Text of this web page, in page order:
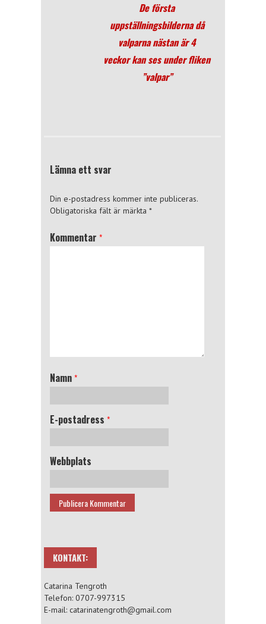
De första
uppställningsbilderna då
valparna nästan är 4
veckor kan ses under fliken
”valpar”
Lämna ett svar
Din e-postadress kommer inte publiceras.
Obligatoriska fält är märkta *
Kommentar *
Namn *
E-postadress *
Webbplats
KONTAKT:
Catarina Tengroth
Telefon: 0707-997315
E-mail: catarinatengroth@gmail.com